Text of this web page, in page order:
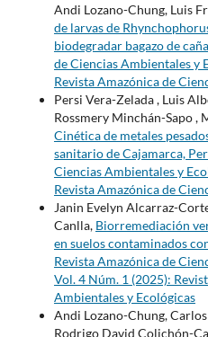
Andi Lozano-Chung, Luis
de larvas de
biodegradar bagazo de
de Ciencias Ambientales y
Revista Amazónica de
Persi Vera-Zelada , Luis
Rossmery Minchán-Sapo ,
Cinética de metales
sanitario de Cajamarca,
Ciencias Ambientales y
Revista Amazónica de
Janin Evelyn Alcarraz-
Canlla, Biorremediación
en suelos contaminados
Revista Amazónica de
Vol. 4 Núm. 1 (2025):
Ambientales y Ecológicas
Andi Lozano-Chung,
Rodrigo David Colichón-